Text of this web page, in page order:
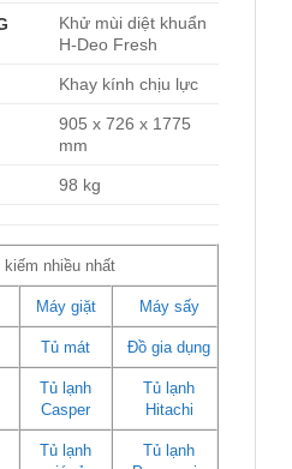
Khử mùi diệt khuẩn
H-Deo Fresh
Khay kính chịu lực
905 x 726 x 1775
mm
98 kg
nhiều nhất
Máy giặt Máy sấy
Tủ mát Đồ gia dụng
Tủ lạnh
Casper
Tủ lạnh
Hitachi
Tủ lạnh
Tủ lạnh